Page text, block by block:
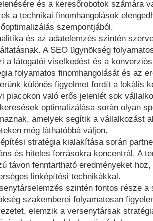
és a keresőrobotok számára
a technikai finomhangolások
szempontjából.
és az adatelemzés szintén
A SEO ügynökség
a látogatói viselkedést és a
folyamatos finomhangolását és az
különös figyelmet fordít a lokális
piacokon való erős jelenlét sok
optimalizálása során olyan
amelyek segítik a vállalkozást
még láthatóbbá váljon.
stratégia kialakítása során
és hiteles forrásokra koncentrál. A
távon fenntartható eredményeket
linképítési technikákkal.
szintén fontos része a
szakemberei folyamatosan
elemzik a versenytársak